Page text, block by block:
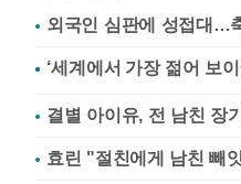
외국인 심판에 성접대…
결별 아이유, 전 남친 장
효린 "절친에게 남친 빼